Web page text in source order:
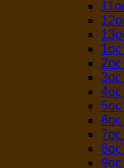
1ος
2ος
3ος
4ος
5ος
6ος
7ος
8ος
9ος